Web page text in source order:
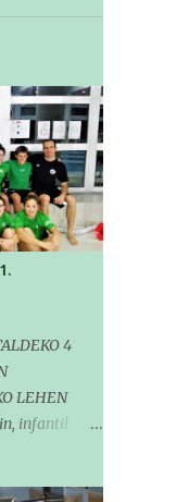
4
LEHEN
infantil